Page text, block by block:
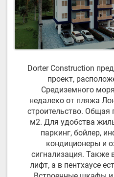
Dorter Construction
проект,
Средиземного
недалеко от пляжа
строительство.
м2. Для удобства
паркинг, бойлер,
кондиционеры и
сигнализация. Также
лифт, а в пентхаусе